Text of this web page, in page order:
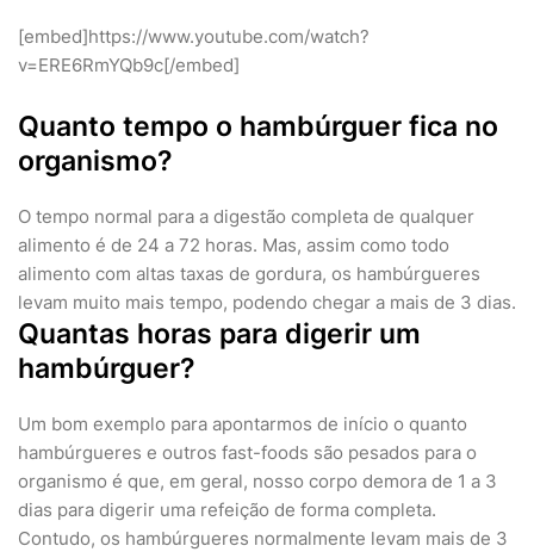
[embed]https://www.youtube.com/watch?
v=ERE6RmYQb9c[/embed]
Quanto tempo o hambúrguer fica no
organismo?
O tempo normal para a digestão completa de qualquer
alimento é de 24 a 72 horas. Mas, assim como todo
alimento com altas taxas de gordura, os hambúrgueres
levam muito mais tempo, podendo chegar a mais de 3 dias.
Quantas horas para digerir um
hambúrguer?
Um bom exemplo para apontarmos de início o quanto
hambúrgueres e outros fast-foods são pesados para o
organismo é que, em geral, nosso corpo demora de 1 a 3
dias para digerir uma refeição de forma completa.
Contudo, os hambúrgueres normalmente levam mais de 3